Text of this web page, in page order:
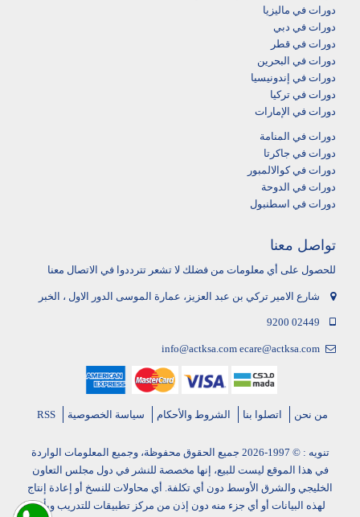
دورات في ماليزيا
دورات في دبي
دورات في قطر
دورات في البحرين
دورات في إندونيسيا
دورات في تركيا
دورات في الإمارات
دورات في المنامة
دورات في جاكرتا
دورات في كوالالمبور
دورات في الدوحة
دورات في اسطنبول
تواصل معنا
للحصول على أي معلومات من فضلك لا تشعر تترددوا في الاتصال معنا
شارع الامير تركي بن عبد العزيز، عمارة الموسى الدور الاول ، الخبر
9200 02449
info@actksa.com ecare@actksa.com
من نحن اتصلوا بنا الشروط والأحكام سياسة الخصوصية RSS
تنويه : © 1997-2026 جميع الحقوق محفوظة، وجميع المعلومات الواردة
في هذا الموقع ليست للبيع، إنها مخصصة للنشر في دول مجلس التعاون
الخليجي والشرق الأوسط دون أي تكلفة. أي محاولات للنسخ أو إعادة إنتاج
لهذه البيانات أو أي جزء منه دون إذن من مركز تطبيقات للتدريب وبأي